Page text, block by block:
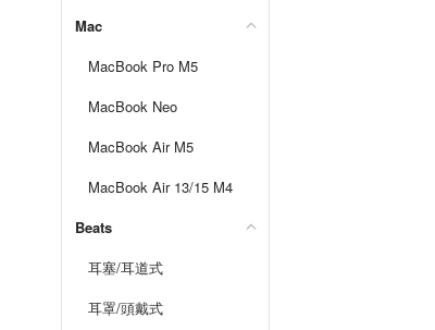
Mac
MacBook Pro M5
MacBook Neo
MacBook Air M5
MacBook Air 13/15 M4
Beats
耳塞/耳道式
耳罩/頭戴式